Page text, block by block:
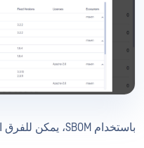
باستخدام SBOM، يمكن للفرق الأمنية